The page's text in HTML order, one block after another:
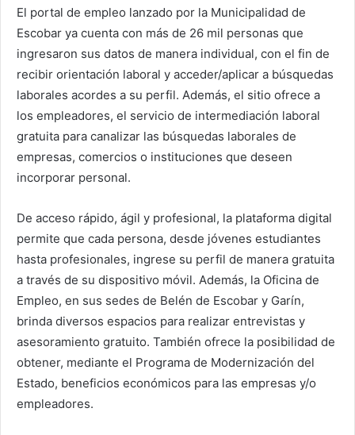
El portal de empleo lanzado por la Municipalidad de
Escobar ya cuenta con más de 26 mil personas que
ingresaron sus datos de manera individual, con el fin de
recibir orientación laboral y acceder/aplicar a búsquedas
laborales acordes a su perfil. Además, el sitio ofrece a
los empleadores, el servicio de intermediación laboral
gratuita para canalizar las búsquedas laborales de
empresas, comercios o instituciones que deseen
incorporar personal.
De acceso rápido, ágil y profesional, la plataforma digital
permite que cada persona, desde jóvenes estudiantes
hasta profesionales, ingrese su perfil de manera gratuita
a través de su dispositivo móvil. Además, la Oficina de
Empleo, en sus sedes de Belén de Escobar y Garín,
brinda diversos espacios para realizar entrevistas y
asesoramiento gratuito. También ofrece la posibilidad de
obtener, mediante el Programa de Modernización del
Estado, beneficios económicos para las empresas y/o
empleadores.